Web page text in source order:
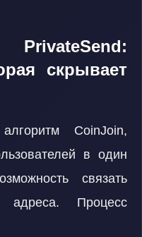
скрывает
CoinJoin,
в один
связать
Процесс